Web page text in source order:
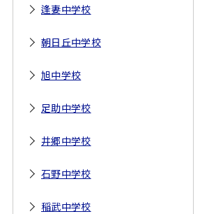
逢妻中学校
朝日丘中学校
旭中学校
足助中学校
井郷中学校
石野中学校
稲武中学校